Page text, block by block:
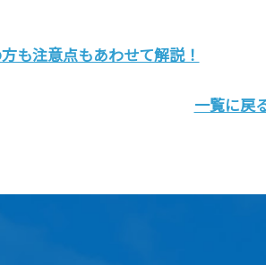
も注意点もあわせて解説！
一覧に戻